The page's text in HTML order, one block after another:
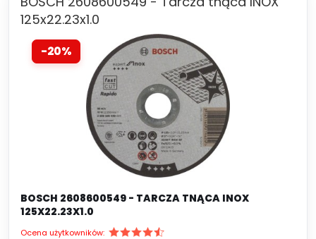
125x22.23x1.0
-20%
BOSCH 2608600549 - TARCZA TNĄCA INOX
125X22.23X1.0
Ocena użytkowników: